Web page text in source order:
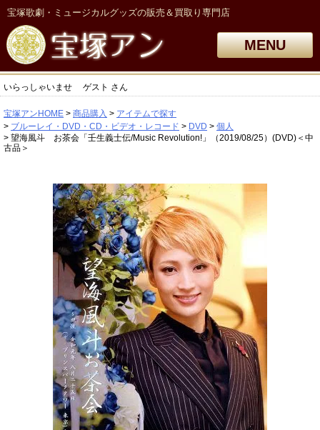
宝塚歌劇・ミュージカルグッズの販売＆買取り専門店
MENU
いらっしゃいませ ゲスト さん
宝塚アンHOME 商品購入
アイテムで探す
ブルーレイ・DVD・CD・ビデオ・レコード
DVD
個人
望海風斗 お茶会「壬生義士伝/Music Revolution!」（2019/08/25）(DVD)＜中
古品＞